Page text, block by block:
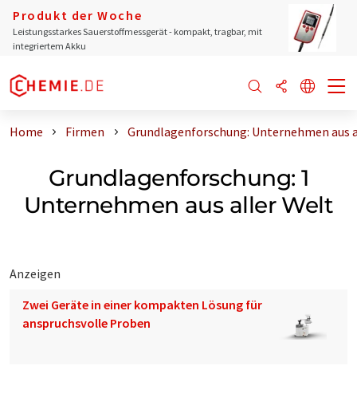
Produkt der Woche
Leistungsstarkes Sauerstoffmessgerät - kompakt, tragbar, mit
integriertem Akku
Home Firmen Grundlagenforschung: Unternehmen aus
Grundlagenforschung: 1
Unternehmen aus aller Welt
Anzeigen
Zwei Geräte in einer kompakten Lösung für
anspruchsvolle Proben